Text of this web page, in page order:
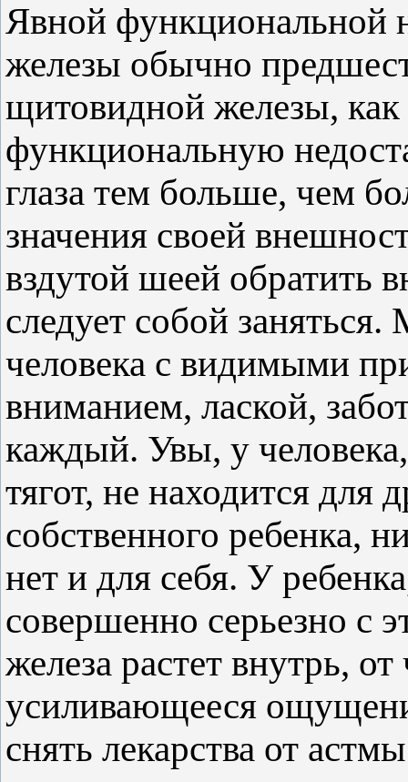
Явной функциональной
железы обычно
щитовидной железы,
функциональную
глаза тем больше, чем
значения своей
вздутой шеей обратить
следует собой
человека с видимыми
вниманием, лаской,
каждый. Увы, у
тягот, не находится для
собственного ребенка,
нет и для себя. У
совершенно серьезно с
железа растет внутрь,
усиливающееся
снять лекарства от